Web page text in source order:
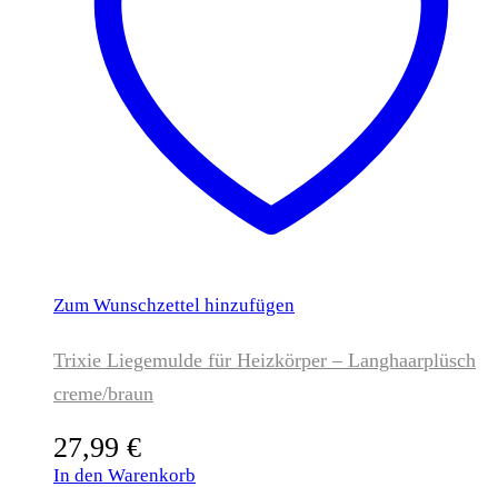
Zum Wunschzettel hinzufügen
Trixie Liegemulde für Heizkörper – Langhaarplüsch
creme/braun
27,99 €
In den Warenkorb